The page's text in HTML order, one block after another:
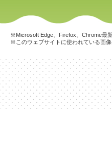
※Microsoft Edge、Firefox、Chrome最
※このウェブサイトに使われている画